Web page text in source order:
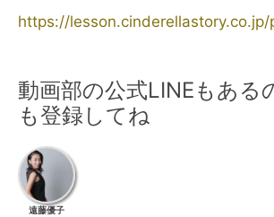
https://
動画部の公式LINEもある
も登録してね
遠藤優子